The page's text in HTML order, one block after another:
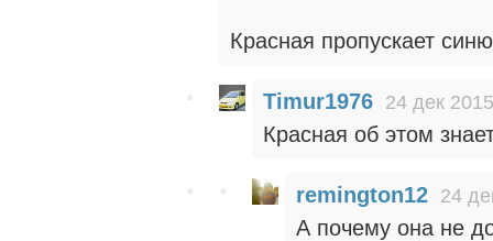
Красная пропускает
Timur1976 24 дек
Красная об этом
remington12 24
А почему она не